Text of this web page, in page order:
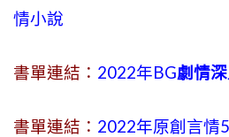
情小說
書單連結： 2022年BG劇情
書單連結： 2022年原創言情